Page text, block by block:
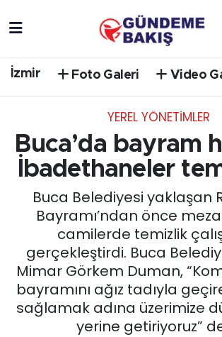
İzmir Foto Galeri Video
YEREL YÖNETİMLER
Buca’da bayram
İbadethaneler
Buca Belediyesi yaklaşan
Bayramı’ndan önce
camilerde temizlik
gerçekleştirdi. Buca
Mimar Görkem Duman,
bayramını ağız tadıyla
sağlamak adına üzerimize
yerine getiriyoruz”
EGE
EĞİTİM
EKONOMİ
English News
GÜNCEL
Trafik Durumu
Süper Lig Puan Durumu ve
Tüm Manşetler
Son Dakika Haberleri
Haber Arşivi